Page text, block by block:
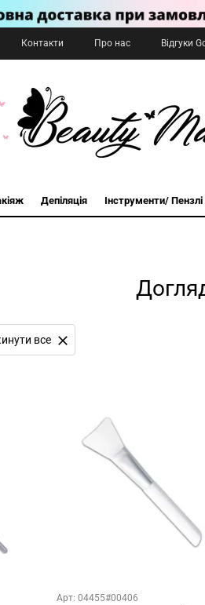
Контакти Про нас Відгуки
Депіляція Інструменти/ Пензлі
все
Арт: 04455#00406